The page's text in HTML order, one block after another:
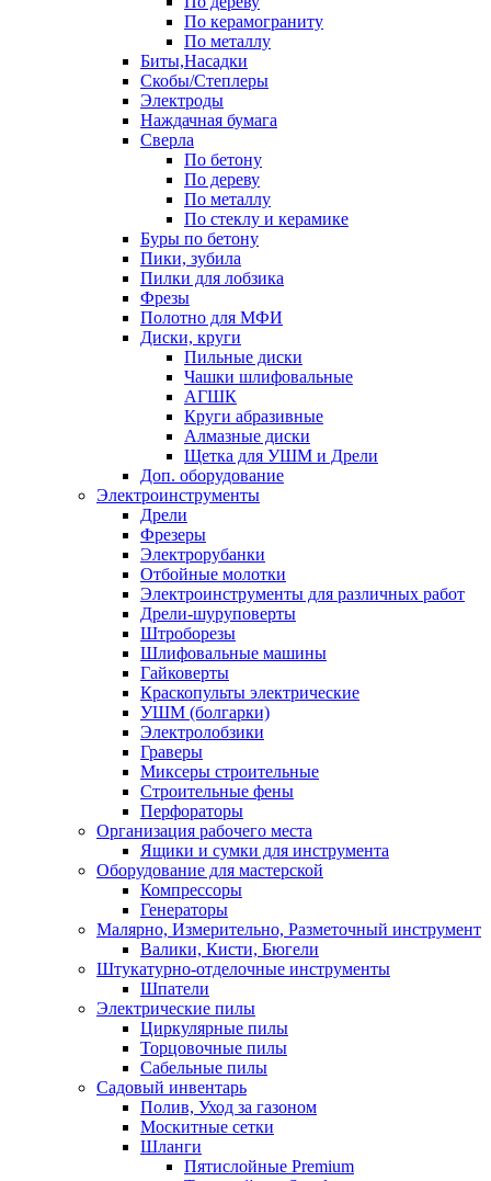
По керамограниту
По металлу
Биты,Насадки
Скобы/Степлеры
Электроды
Наждачная бумага
Сверла
По бетону
По дереву
По металлу
По стеклу и керамике
Буры по бетону
Пики, зубила
Пилки для лобзика
Фрезы
Полотно для МФИ
Диски, круги
Пильные диски
Чашки шлифовальные
АГШК
Круги абразивные
Алмазные диски
Щетка для УШМ и Дрели
Доп. оборудование
Электроинструменты
Дрели
Фрезеры
Электрорубанки
Отбойные молотки
Электроинструменты для различных работ
Дрели-шуруповерты
Штроборезы
Шлифовальные машины
Гайковерты
Краскопульты электрические
УШМ (болгарки)
Электролобзики
Граверы
Миксеры строительные
Строительные фены
Перфораторы
Организация рабочего места
Ящики и сумки для инструмента
Оборудование для мастерской
Компрессоры
Генераторы
Малярно, Измерительно, Разметочный инструмент
Валики, Кисти, Бюгели
Штукатурно-отделочные инструменты
Шпатели
Электрические пилы
Циркулярные пилы
Торцовочные пилы
Сабельные пилы
Садовый инвентарь
Полив, Уход за газоном
Москитные сетки
Шланги
Пятислойные Premium